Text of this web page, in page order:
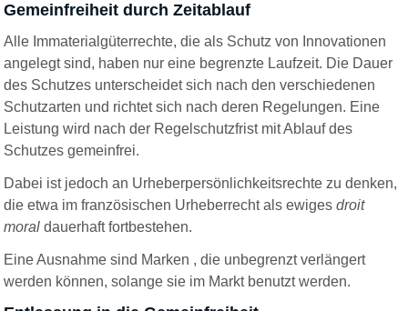
Gemeinfreiheit durch Zeitablauf
Alle Immaterialgüterrechte, die als Schutz von Innovationen
angelegt sind, haben nur eine begrenzte Laufzeit. Die Dauer
des Schutzes unterscheidet sich nach den verschiedenen
Schutzarten und richtet sich nach deren Regelungen. Eine
Leistung wird nach der Regelschutzfrist mit Ablauf des
Schutzes gemeinfrei.
Dabei ist jedoch an Urheberpersönlichkeitsrechte zu denken,
die etwa im französischen Urheberrecht als ewigesdroit
moral dauerhaft fortbestehen.
Eine Ausnahme sind Marken , die unbegrenzt verlängert
werden können, solange sie im Markt benutzt werden.